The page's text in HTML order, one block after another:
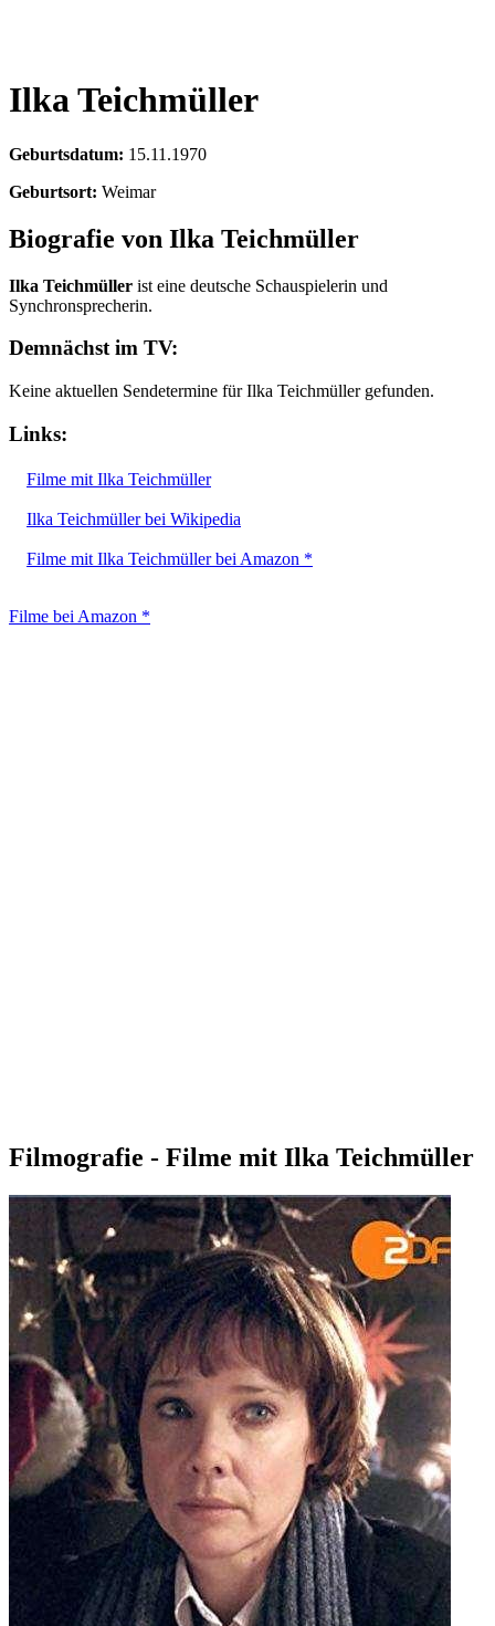
Ilka Teichmüller
Geburtsdatum: 15.11.1970
Geburtsort: Weimar
Biografie von Ilka Teichmüller
Ilka Teichmüller ist eine deutsche Schauspielerin und
Synchronsprecherin.
Demnächst im TV:
Keine aktuellen Sendetermine für Ilka Teichmüller gefunden.
Links:
Filme mit Ilka Teichmüller
Ilka Teichmüller bei Wikipedia
Filme mit Ilka Teichmüller bei Amazon *
Filme bei Amazon *
Filmografie - Filme mit Ilka Teichmüller